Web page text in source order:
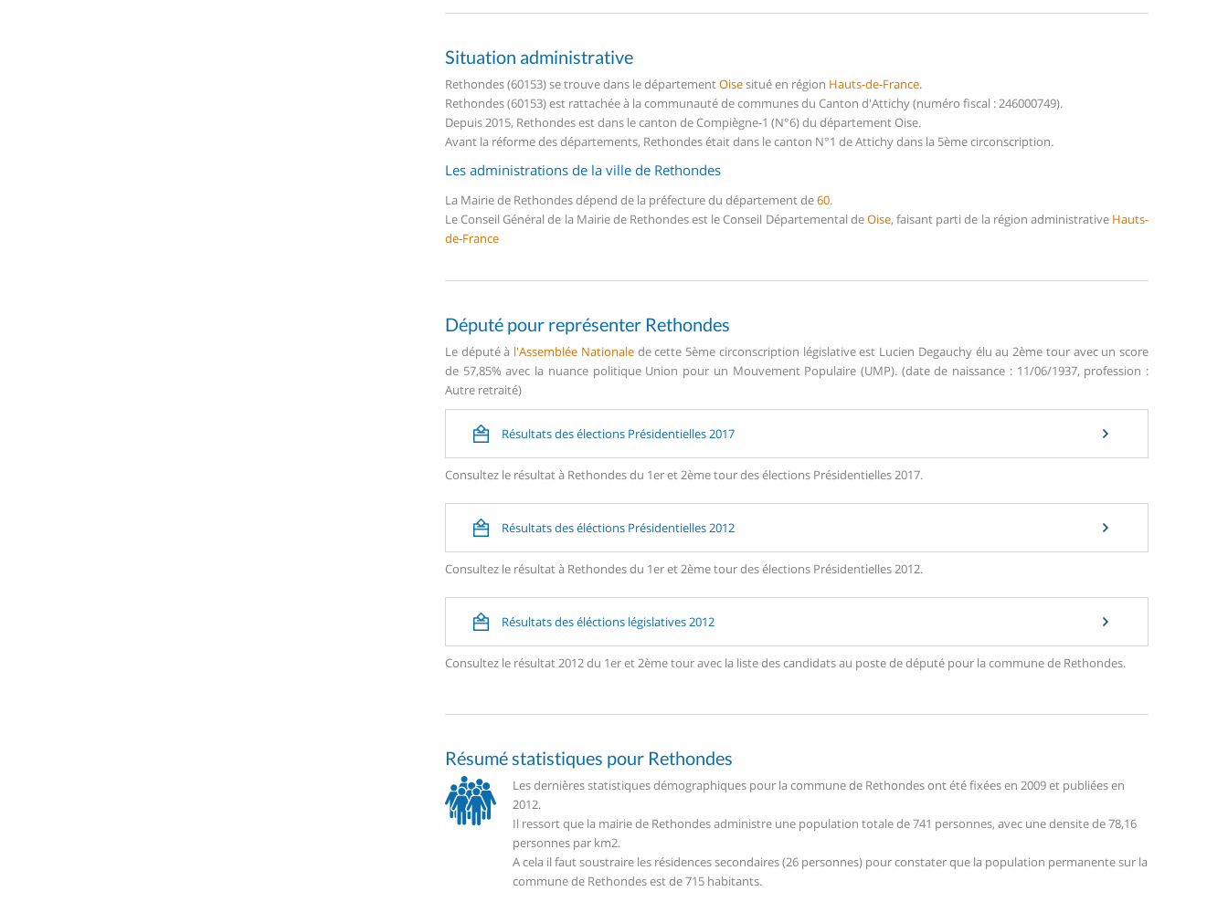
Situation administrative
Rethondes (60153) se trouve dans le départementOisesitué en région Hauts-de-France.
Rethondes (60153) est rattachée à la communauté de communes du Canton d'Attichy (numéro fiscal : 246000749).
Depuis 2015, Rethondes est dans le canton de Compiègne-1 (N°6) du département Oise.
Avant la réforme des départements, Rethondes était dans le canton N°1 de Attichy dans la 5ème circonscription.
Les administrations de la ville de Rethondes
La Mairie de Rethondes dépend de la préfecture du département de60.
Le Conseil Général de la Mairie de Rethondes est le Conseil Départemental deOise, faisant parti de la région administrative Hauts-
de-France
Député pour représenter Rethondes
Le député à l'Assemblée Nationalede cette 5ème circonscription législative est Lucien Degauchy élu au 2ème tour avec un score
de 57,85% avec la nuance politique Union pour un Mouvement Populaire (UMP). (date de naissance : 11/06/1937, profession :
Autre retraité)
Résultats des élections Présidentielles 2017
Consultez le résultat à Rethondes du 1er et 2ème tour des élections Présidentielles 2017.
Résultats des éléctions Présidentielles 2012
Consultez le résultat à Rethondes du 1er et 2ème tour des élections Présidentielles 2012.
Résultats des éléctions législatives 2012
Consultez le résultat 2012 du 1er et 2ème tour avec la liste des candidats au poste de député pour la commune de Rethondes.
Résumé statistiques pour Rethondes
Les dernières statistiques démographiques pour la commune de Rethondes ont été fixées en 2009 et publiées en
2012.
Il ressort que la mairie de Rethondes administre une population totale de 741 personnes, avec une densite de 78,16
personnes par km2.
A cela il faut soustraire les résidences secondaires (26 personnes) pour constater que la population permanente sur la
commune de Rethondes est de 715 habitants.